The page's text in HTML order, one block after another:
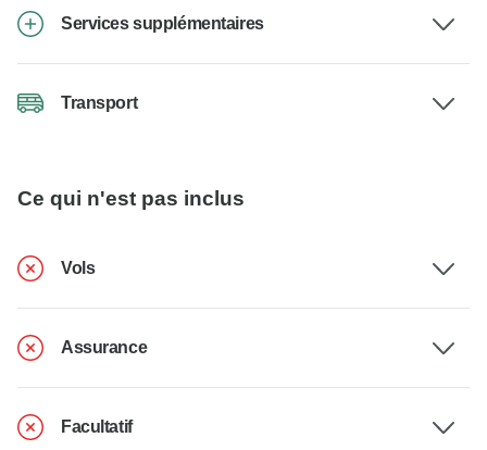
Services supplémentaires
Transport
Ce qui n'est pas inclus
Vols
Assurance
Facultatif